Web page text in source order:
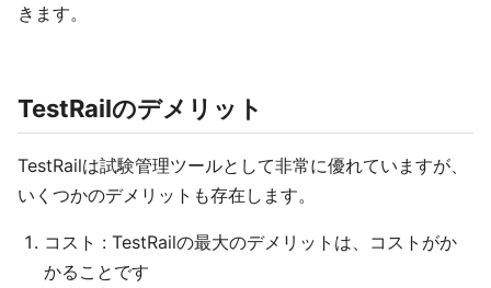
きます。
TestRailのデメリット
TestRailは試験管理ツールとして非常に優れていますが、
いくつかのデメリットも存在します。
コスト : TestRailの最大のデメリットは、コストがか
かることです